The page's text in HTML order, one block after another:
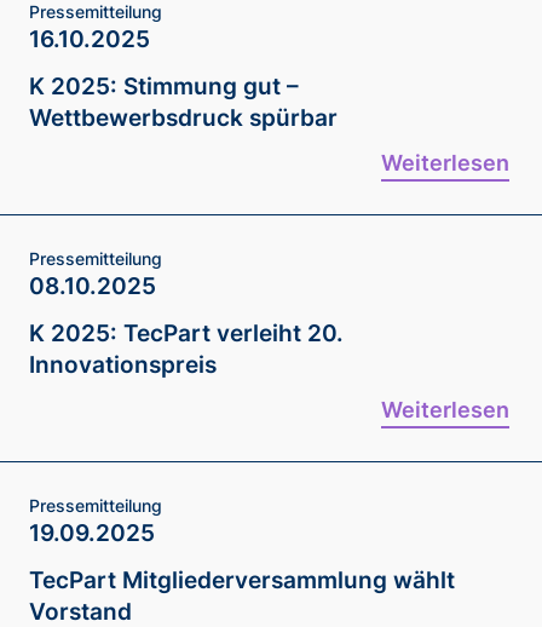
Pressemitteilung
16.10.2025
K 2025: Stimmung gut –
Wettbewerbsdruck spürbar
Weiterlesen
Pressemitteilung
08.10.2025
K 2025: TecPart verleiht 20.
Innovationspreis
Weiterlesen
Pressemitteilung
19.09.2025
TecPart Mitgliederversammlung wählt
Vorstand